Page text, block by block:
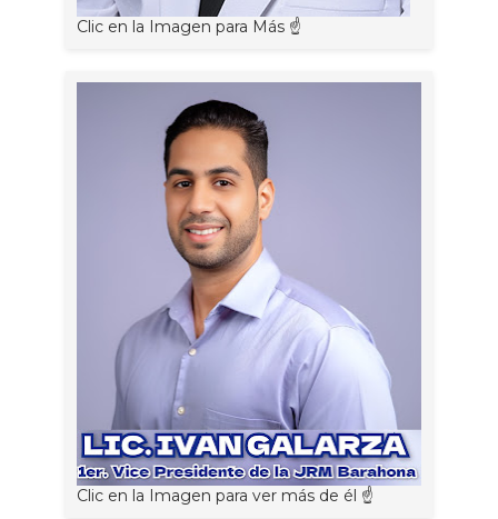
Clic en la Imagen para Más ☝
Clic en la Imagen para ver más de él ☝